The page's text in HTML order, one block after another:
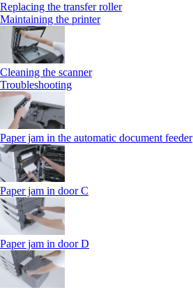
Replacing the transfer roller
Maintaining the printer
Cleaning the scanner
Troubleshooting
Paper jam in the automatic document feeder
Paper jam in door C
Paper jam in door D